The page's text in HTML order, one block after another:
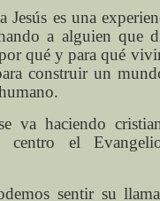
Jesús es una
a alguien que
qué y para qué
construir un
va haciendo
centro el
sentir su